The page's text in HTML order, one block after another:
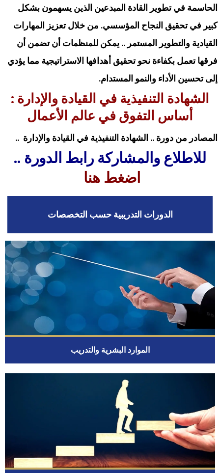
الحاسمة في تطوير القادة المبدعين الذين يسهمون بشكل
كبير في تحقيق النجاح المؤسسي. من خلال تعزيز المهارات
القيادية والتطوير المستمر .. يمكن للمنظمات أن تضمن أن
فرقها تعمل بكفاءة نحو تحقيق أهدافها الاستراتيجية مما يؤدي
إلى تحسين الأداء والنمو المستدام.
الشهادة التنفيذية في القيادة والإدارة :
أساس التفوق في عالم الأعمال
المصادر من دورة .. الشهادة التنفيذية في القيادة والإدارة ..
للاطلاع والمشاركة رابط الدورة ..
اضغط هنا
الدورات التدريبية حسب التخصصات
الموارد البشرية والتدريب